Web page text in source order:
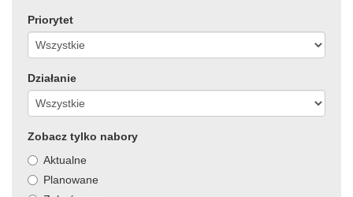
Priorytet
Działanie
Zobacz tylko nabory
Aktualne
Planowane